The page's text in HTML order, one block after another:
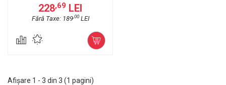
228,69 LEI
Fără Taxe: 189,00LEI
Afişare 1 - 3 din 3 (1 pagini)